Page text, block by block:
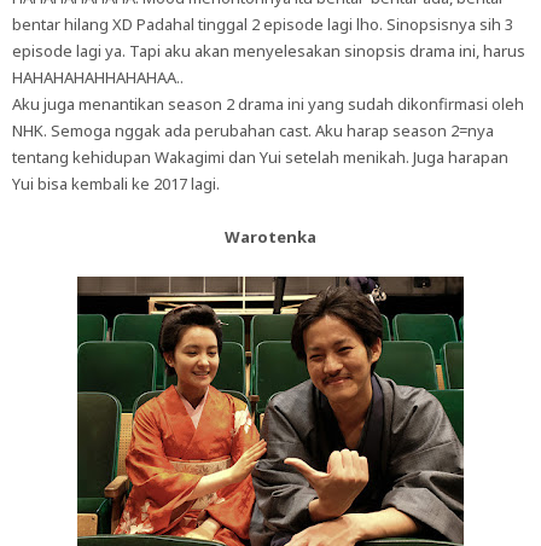
bentar hilang XD Padahal tinggal 2 episode lagi lho. Sinopsisnya sih 3
episode lagi ya. Tapi aku akan menyelesakan sinopsis drama ini, harus
HAHAHAHAHHAHAHAA..
Aku juga menantikan season 2 drama ini yang sudah dikonfirmasi oleh
NHK. Semoga nggak ada perubahan cast. Aku harap season 2=nya
tentang kehidupan Wakagimi dan Yui setelah menikah. Juga harapan
Yui bisa kembali ke 2017 lagi.
Warotenka